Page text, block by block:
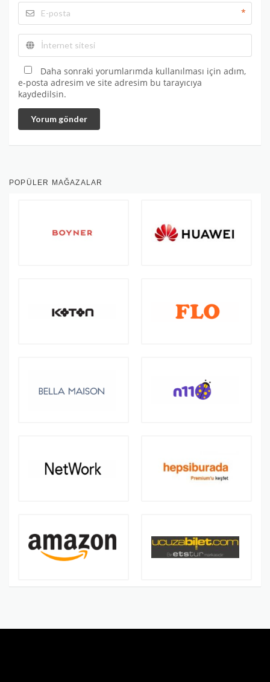
*
Daha sonraki yorumlarımda kullanılması için adım,
e-posta adresim ve site adresim bu tarayıcıya
kaydedilsin.
Yorum gönder
POPÜLER MAĞAZALAR